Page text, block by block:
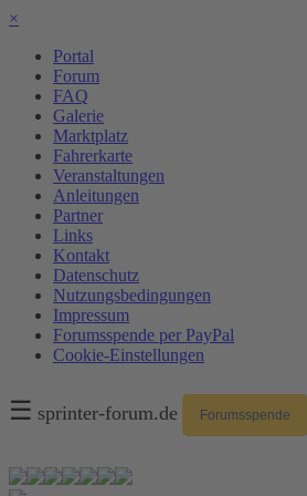
×
Portal
Forum
FAQ
Galerie
Marktplatz
Fahrerkarte
Veranstaltungen
Anleitungen
Partner
Links
Kontakt
Datenschutz
Nutzungsbedingungen
Impressum
Forumsspende per PayPal
Cookie-Einstellungen
☰ sprinter-forum.de Forumsspende